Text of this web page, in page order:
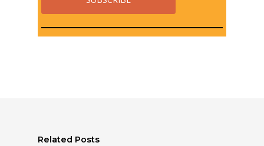
Related Posts